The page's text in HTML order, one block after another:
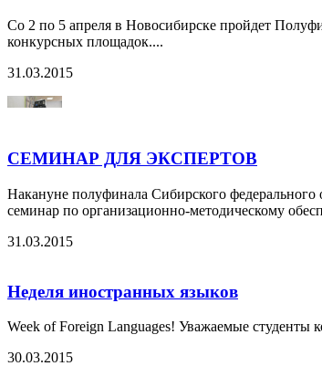
Со 2 по 5 апреля в Новосибирске пройдет
конкурсных площадок....
31.03.2015
СЕМИНАР ДЛЯ ЭКСПЕРТОВ
Накануне полуфинала Сибирского
семинар по организационно-методическому
31.03.2015
Неделя иностранных языков
Week of Foreign Languages! Уважаемые студенты
30.03.2015